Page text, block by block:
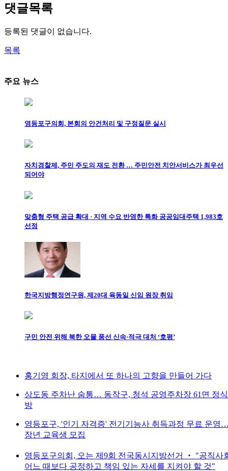
댓글목록
등록된 댓글이 없습니다.
목록
주요 뉴스
영등포구의회, 본회의 안건처리 및 구정질문 실시
자치경찰제, 주민 주도의 재도 전환 … 주민안전 치안서비스가 최우선
되어야
맞춤형 주택 공급 확대 · 지역 수요 반영한 특화 공공임대주택 1,983호
선정
한국지방행정연구원, 제20대 육동일 신임 원장 취임
구민 안전 위해 북한 오물 풍선 신속·적극 대처 ‘호평’
홍기영 회장, 타지에서 또 하나의 고향을 만들어 가다
상도동 주차난 숨통… 동작구, 청석 공영주차장 61면 정
방
영등포구, '인기 자격증' 전기기능사 취득과정 무료 운영
장년 교육생 모집
영등포구의회, 오는 제9회 전국동시지방선거 ‧ "공직사
어느 때보다 공정하고 책임 있는 자세를 지켜야 할 것"